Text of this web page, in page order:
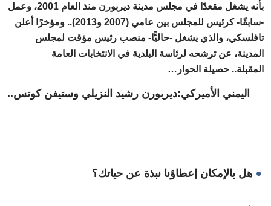
بأنه يشغل مقعدًا في مجلس مدينة ديربورن منذ العام 2001، وعمل
-سابقًا- كرئيس للمجلس بين عامي (2007 و2013).. ومؤخرًا أعلن
تافلسكي، والذي يشغل -حاليًّا- منصب رئيس مؤقت لمجلس
المدينة، عن ترشحه لرئاسة البلدية في الانتخابات العامة
المقبلة.. حصيلة الحوار…
اليمني الأميركي:ديربورن رشيد النزيلي وستيفن كوتس..
هل بالإمكان إعطاؤنا نبذة عن حياتك؟